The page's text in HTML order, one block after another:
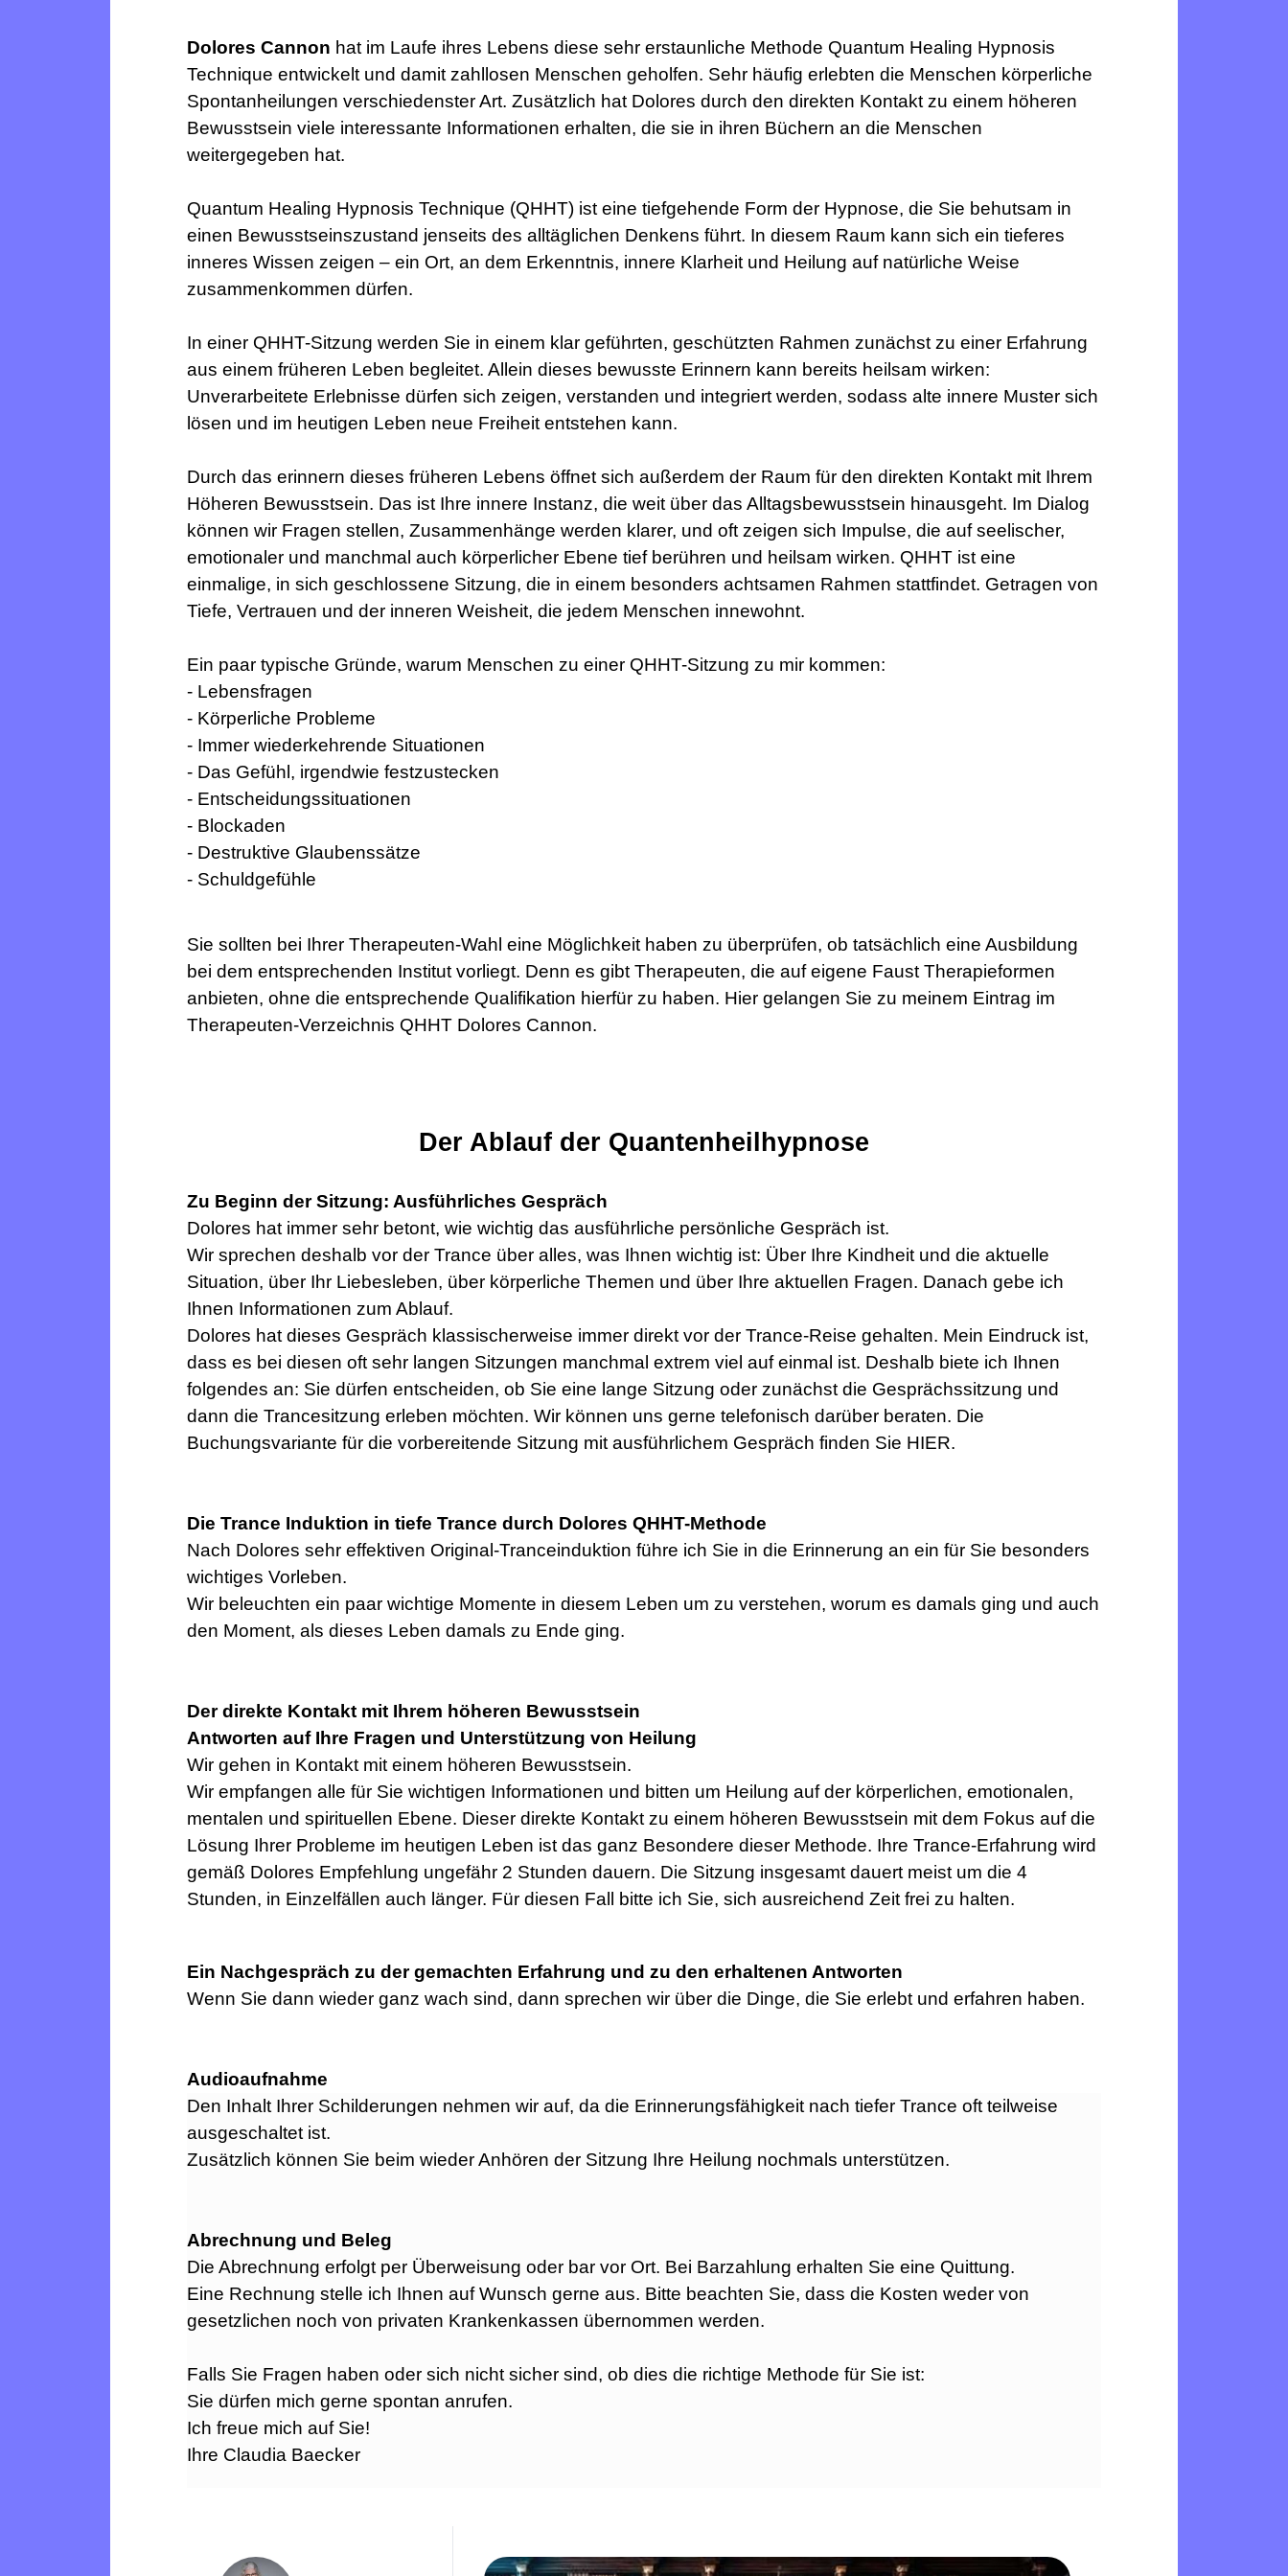
Dolores Cannon hat im Laufe ihres Lebens diese sehr erstaunliche Methode Quantum Healing Hypnosis
Technique entwickelt und damit zahllosen Menschen geholfen. Sehr häufig erlebten die Menschen körperliche
Spontanheilungen verschiedenster Art. Zusätzlich hat Dolores durch den direkten Kontakt zu einem höheren
Bewusstsein viele interessante Informationen erhalten, die sie in ihren Büchern an die Menschen
weitergegeben hat.
Quantum Healing Hypnosis Technique (QHHT) ist eine tiefgehende Form der Hypnose, die Sie behutsam in
einen Bewusstseinszustand jenseits des alltäglichen Denkens führt. In diesem Raum kann sich ein tieferes
inneres Wissen zeigen – ein Ort, an dem Erkenntnis, innere Klarheit und Heilung auf natürliche Weise
zusammenkommen dürfen.
In einer QHHT-Sitzung werden Sie in einem klar geführten, geschützten Rahmen zunächst zu einer Erfahrung
aus einem früheren Leben begleitet. Allein dieses bewusste Erinnern kann bereits heilsam wirken:
Unverarbeitete Erlebnisse dürfen sich zeigen, verstanden und integriert werden, sodass alte innere Muster sich
lösen und im heutigen Leben neue Freiheit entstehen kann.
Durch das erinnern dieses früheren Lebens öffnet sich außerdem der Raum für den direkten Kontakt mit Ihrem
Höheren Bewusstsein. Das ist Ihre innere Instanz, die weit über das Alltagsbewusstsein hinausgeht. Im Dialog
können wir Fragen stellen, Zusammenhänge werden klarer, und oft zeigen sich Impulse, die auf seelischer,
emotionaler und manchmal auch körperlicher Ebene tief berühren und heilsam wirken. QHHT ist eine
einmalige, in sich geschlossene Sitzung, die in einem besonders achtsamen Rahmen stattfindet. Getragen von
Tiefe, Vertrauen und der inneren Weisheit, die jedem Menschen innewohnt.
Ein paar typische Gründe, warum Menschen zu einer QHHT-Sitzung zu mir kommen:
- Lebensfragen
- Körperliche Probleme
- Immer wiederkehrende Situationen
- Das Gefühl, irgendwie festzustecken
- Entscheidungssituationen
- Blockaden
- Destruktive Glaubenssätze
- Schuldgefühle
Sie sollten bei Ihrer Therapeuten-Wahl eine Möglichkeit haben zu überprüfen, ob tatsächlich eine Ausbildung
bei dem entsprechenden Institut vorliegt. Denn es gibt Therapeuten, die auf eigene Faust Therapieformen
anbieten, ohne die entsprechende Qualifikation hierfür zu haben. Hier gelangen Sie zu meinem Eintrag im
Therapeuten-Verzeichnis QHHT Dolores Cannon.
Der Ablauf der Quantenheilhypnose
Zu Beginn der Sitzung: Ausführliches Gespräch
Dolores hat immer sehr betont, wie wichtig das ausführliche persönliche Gespräch ist.
Wir sprechen deshalb vor der Trance über alles, was Ihnen wichtig ist: Über Ihre Kindheit und die aktuelle
Situation, über Ihr Liebesleben, über körperliche Themen und über Ihre aktuellen Fragen. Danach gebe ich
Ihnen Informationen zum Ablauf.
Dolores hat dieses Gespräch klassischerweise immer direkt vor der Trance-Reise gehalten. Mein Eindruck ist,
dass es bei diesen oft sehr langen Sitzungen manchmal extrem viel auf einmal ist. Deshalb biete ich Ihnen
folgendes an: Sie dürfen entscheiden, ob Sie eine lange Sitzung oder zunächst die Gesprächssitzung und
dann die Trancesitzung erleben möchten. Wir können uns gerne telefonisch darüber beraten. Die
Buchungsvariante für die vorbereitende Sitzung mit ausführlichem Gespräch finden Sie HIER.
Die Trance Induktion in tiefe Trance durch Dolores QHHT-Methode
Nach Dolores sehr effektiven Original-Tranceinduktion führe ich Sie in die Erinnerung an ein für Sie besonders
wichtiges Vorleben.
Wir beleuchten ein paar wichtige Momente in diesem Leben um zu verstehen, worum es damals ging und auch
den Moment, als dieses Leben damals zu Ende ging.
Der direkte Kontakt mit Ihrem höheren Bewusstsein
Antworten auf Ihre Fragen und Unterstützung von Heilung
Wir gehen in Kontakt mit einem höheren Bewusstsein.
Wir empfangen alle für Sie wichtigen Informationen und bitten um Heilung auf der körperlichen, emotionalen,
mentalen und spirituellen Ebene. Dieser direkte Kontakt zu einem höheren Bewusstsein mit dem Fokus auf die
Lösung Ihrer Probleme im heutigen Leben ist das ganz Besondere dieser Methode. Ihre Trance-Erfahrung wird
gemäß Dolores Empfehlung ungefähr 2 Stunden dauern. Die Sitzung insgesamt dauert meist um die 4
Stunden, in Einzelfällen auch länger. Für diesen Fall bitte ich Sie, sich ausreichend Zeit frei zu halten.
Ein Nachgespräch zu der gemachten Erfahrung und zu den erhaltenen Antworten
Wenn Sie dann wieder ganz wach sind, dann sprechen wir über die Dinge, die Sie erlebt und erfahren haben.
Audioaufnahme
Den Inhalt Ihrer Schilderungen nehmen wir auf, da die Erinnerungsfähigkeit nach tiefer Trance oft teilweise
ausgeschaltet ist.
Zusätzlich können Sie beim wieder Anhören der Sitzung Ihre Heilung nochmals unterstützen.
Abrechnung und Beleg
Die Abrechnung erfolgt per Überweisung oder bar vor Ort. Bei Barzahlung erhalten Sie eine Quittung.
Eine Rechnung stelle ich Ihnen auf Wunsch gerne aus. Bitte beachten Sie, dass die Kosten weder von
gesetzlichen noch von privaten Krankenkassen übernommen werden.
Falls Sie Fragen haben oder sich nicht sicher sind, ob dies die richtige Methode für Sie ist:
Sie dürfen mich gerne spontananrufen.
Ich freue mich auf Sie!
Ihre Claudia Baecker